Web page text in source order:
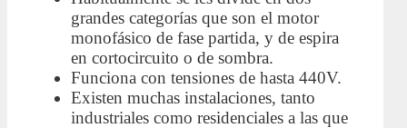
grandes categorías que son el motor
monofásico de fase partida, y de espira
en cortocircuito o de sombra.
Funciona con tensiones de hasta 440V.
Existen muchas instalaciones, tanto
industriales como residenciales a las que